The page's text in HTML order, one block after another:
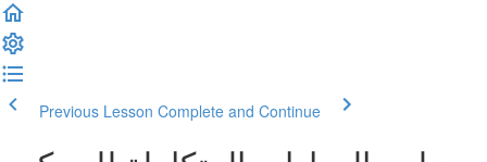
Previous Lesson Complete and Continue